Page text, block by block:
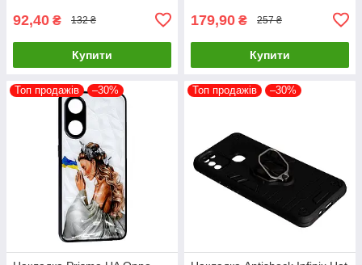
92,40 ₴ 132 ₴
Купити
179,90 ₴ 257 ₴
Купити
Топ продажів –30% Топ продажів –30%